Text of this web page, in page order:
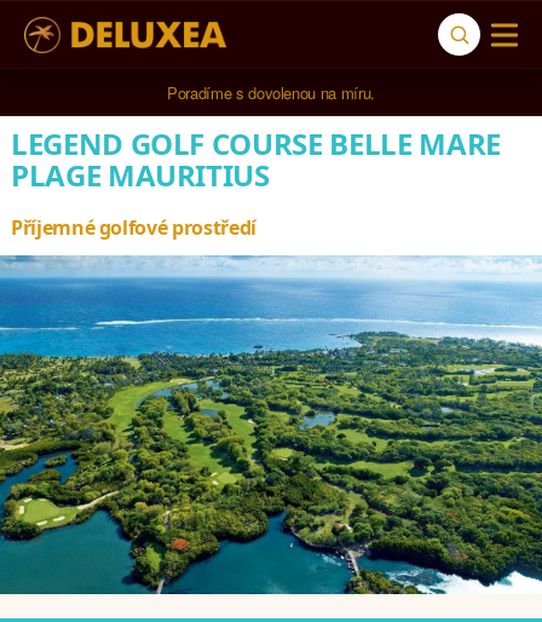
Poradíme s dovolenou na míru.
LEGEND GOLF COURSE BELLE MARE
PLAGE MAURITIUS
Příjemné golfové prostředí